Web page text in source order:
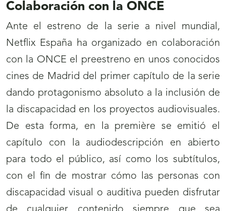
Colaboración con la ONCE
Ante el estreno de la serie a nivel mundial,
Netflix España ha organizado en colaboración
con la ONCE el preestreno en unos conocidos
cines de Madrid del primer capítulo de la serie
dando protagonismo absoluto a la inclusión de
la discapacidad en los proyectos audiovisuales.
De esta forma, en la première se emitió el
capítulo con la audiodescripción en abierto
para todo el público, así como los subtítulos,
con el fin de mostrar cómo las personas con
discapacidad visual o auditiva pueden disfrutar